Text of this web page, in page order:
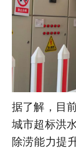
据了解，目
城市超标洪
除涝能力提